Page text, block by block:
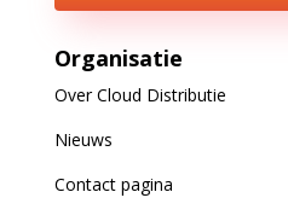
Organisatie
Over Cloud Distributie
Nieuws
Contact pagina